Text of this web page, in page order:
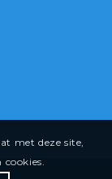
met deze site,